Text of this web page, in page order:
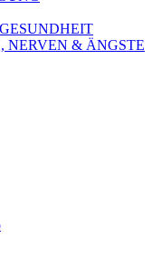
NERVEN & ÄNGSTE